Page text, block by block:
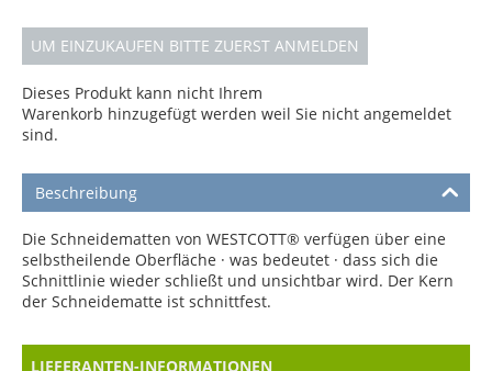
UM EINZUKAUFEN BITTE ZUERST ANMELDEN
Dieses Produkt kann nicht Ihrem
Warenkorb hinzugefügt werden weil Sie nicht angemeldet
sind.
Beschreibung
Die Schneidematten von WESTCOTT® verfügen über eine
selbstheilende Oberfläche · was bedeutet · dass sich die
Schnittlinie wieder schließt und unsichtbar wird. Der Kern
der Schneidematte ist schnittfest.
LIEFERANTEN-INFORMATIONEN